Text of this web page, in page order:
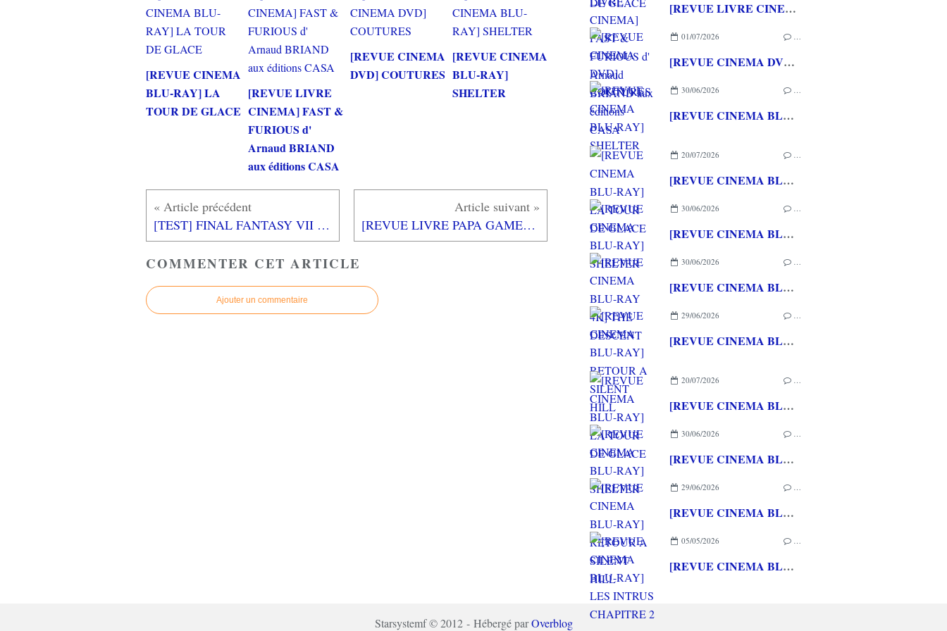
[REVUE CINEMA
BLU-RAY] LA
TOUR DE GLACE
[REVUE LIVRE
CINEMA] FAST &
FURIOUS d'
Arnaud BRIAND
aux éditions CASA
[REVUE CINEMA
DVD] COUTURES
[REVUE CINEMA
BLU-RAY]
SHELTER
[TEST] FINAL FANTASY VII REBIRTH PS5 : L'aventure épique magnifiée continue [REVUE LIVRE PAPA GAMEUR] L'ENFANT, LE PEINTRE ET LA MER de François PLACE aux éditions de L'école des loisirs
COMMENTER CET ARTICLE
Ajouter un commentaire
[REVUE LIVRE CINEMA] FAST & FURIOUS d' Arnaud BRIAND aux éditions CASA
01/07/2026 …
[REVUE CINEMA DVD] COUTURES
30/06/2026 …
[REVUE CINEMA BLU-RAY] SHELTER
20/07/2026 …
[REVUE CINEMA BLU-RAY] LA TOUR DE GLACE
30/06/2026 …
[REVUE CINEMA BLU-RAY] SHELTER
30/06/2026 …
[REVUE CINEMA BLU-RAY 4K] THE DESCENT
29/06/2026 …
[REVUE CINEMA BLU-RAY] RETOUR A SILENT HILL
20/07/2026 …
[REVUE CINEMA BLU-RAY] LA TOUR DE GLACE
30/06/2026 …
[REVUE CINEMA BLU-RAY] SHELTER
29/06/2026 …
[REVUE CINEMA BLU-RAY] RETOUR A SILENT HILL
05/05/2026 …
[REVUE CINEMA BLU-RAY] LES INTRUS CHAPITRE 2
Starsystemf © 2012 - Hébergé parOverblog